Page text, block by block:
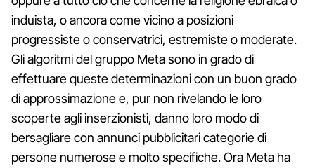
induista, o ancora come vicino a posizioni
progressiste o conservatrici, estremiste o moderate.
Gli algoritmi del gruppo Meta sono in grado di
effettuare queste determinazioni con un buon grado
di approssimazione e, pur non rivelando le loro
scoperte agli inserzionisti, danno loro modo di
bersagliare con annunci pubblicitari categorie di
persone numerose e molto specifiche. Ora Meta ha